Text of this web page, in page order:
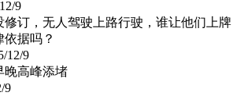
9
修订，无人驾驶上路行驶，谁让他们上牌
据吗？
12/9
晚高峰添堵
9